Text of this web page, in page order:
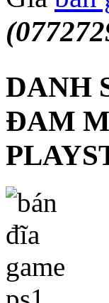
DANH
ĐAM